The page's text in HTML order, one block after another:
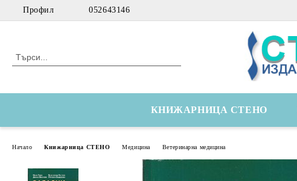
Профил 052643146
КНИЖАРНИЦА СТЕНО
Начало Книжарница СТЕНО Медицина Ветеринарна медицина